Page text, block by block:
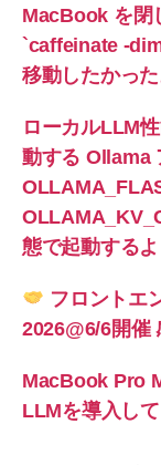
MacBook を閉
`caffeinate -
移動したかった
ローカルLLM
動する Ollama
態で起動する
フロントエ
2026@6/6開
MacBook Pro
LLMを導入し